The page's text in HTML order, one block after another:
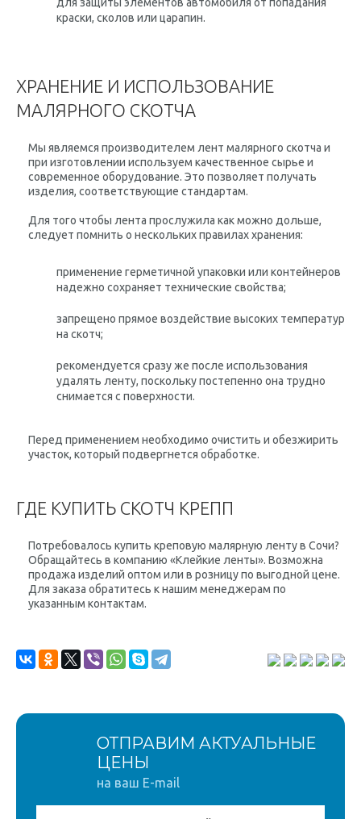
краски, сколов или царапин.
ХРАНЕНИЕ И ИСПОЛЬЗОВАНИЕ
МАЛЯРНОГО СКОТЧА
Мы являемся производителем лент малярного скотча и
при изготовлении используем качественное сырье и
современное оборудование. Это позволяет получать
изделия, соответствующие стандартам.
Для того чтобы лента прослужила как можно дольше,
следует помнить о нескольких правилах хранения:
применение герметичной упаковки или контейнеров
надежно сохраняет технические свойства;
запрещено прямое воздействие высоких температур
на скотч;
рекомендуется сразу же после использования
удалять ленту, поскольку постепенно она трудно
снимается с поверхности.
Перед применением необходимо очистить и обезжирить
участок, который подвергнется обработке.
ГДЕ КУПИТЬ СКОТЧ КРЕПП
Потребовалось купить креповую малярную ленту в Сочи?
Обращайтесь в компанию «Клейкие ленты». Возможна
продажа изделий оптом или в розницу по выгодной цене.
Для заказа обратитесь к нашим менеджерам по
указанным контактам.
ОТПРАВИМ АКТУАЛЬНЫЕ
ЦЕНЫ
на ваш E-mail